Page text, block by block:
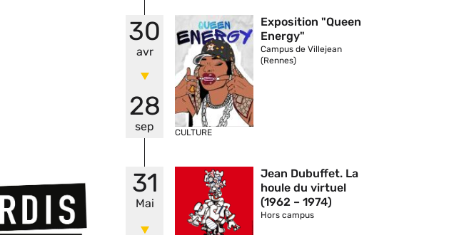
30
avr
28
sep
Vignette
Exposition "Queen
Energy"
Campus de Villejean
(Rennes)
CULTURE
31
Mai
Vignette
Jean Dubuffet. La
houle du virtuel
(1962 – 1974)
Hors campus